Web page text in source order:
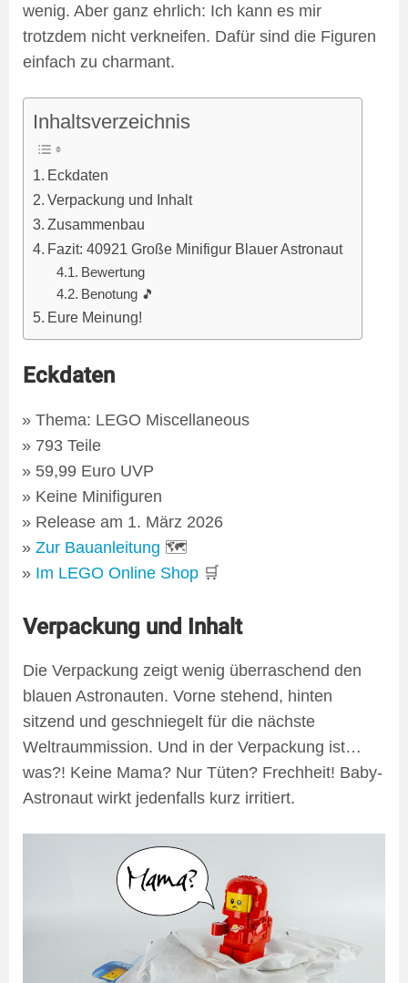
wenig. Aber ganz ehrlich: Ich kann es mir
trotzdem nicht verkneifen. Dafür sind die Figuren
einfach zu charmant.
Inhaltsverzeichnis
Eckdaten
Verpackung und Inhalt
Zusammenbau
Fazit: 40921 Große Minifigur Blauer Astronaut
Bewertung
Benotung 🎵
Eure Meinung!
Eckdaten
Thema: LEGO Miscellaneous
793 Teile
59,99 Euro UVP
Keine Minifiguren
Release am 1. März 2026
Zur Bauanleitung 🗺
Im LEGO Online Shop 🛒
Verpackung und Inhalt
Die Verpackung zeigt wenig überraschend den
blauen Astronauten. Vorne stehend, hinten
sitzend und geschniegelt für die nächste
Weltraummission. Und in der Verpackung ist…
was?! Keine Mama? Nur Tüten? Frechheit! Baby-
Astronaut wirkt jedenfalls kurz irritiert.